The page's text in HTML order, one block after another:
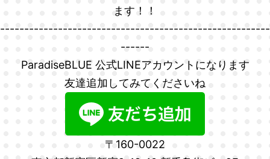
ます！！
--------------------------------------------------------
------
ParadiseBLUE 公式LINEアカウントになります
友達追加してみてくださいね
〒160-0022